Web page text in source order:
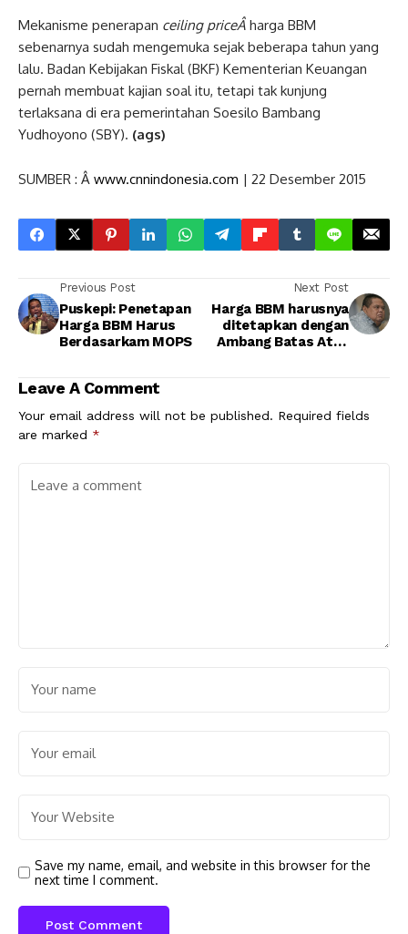
Mekanisme penerapan ceiling priceÂ harga BBM
sebenarnya sudah mengemuka sejak beberapa tahun yang
lalu. Badan Kebijakan Fiskal (BKF) Kementerian Keuangan
pernah membuat kajian soal itu, tetapi tak kunjung
terlaksana di era pemerintahan Soesilo Bambang
Yudhoyono (SBY). (ags)
SUMBER : Â www.cnnindonesia.com | 22 Desember 2015
Previous Post
Puskepi: Penetapan
Harga BBM Harus
Berdasarkam MOPS
Next Post
Harga BBM harusnya
ditetapkan dengan
Ambang Batas Atas
Leave A Comment
Your email address will not be published. Required fields
are marked *
Save my name, email, and website in this browser for the
next time I comment.